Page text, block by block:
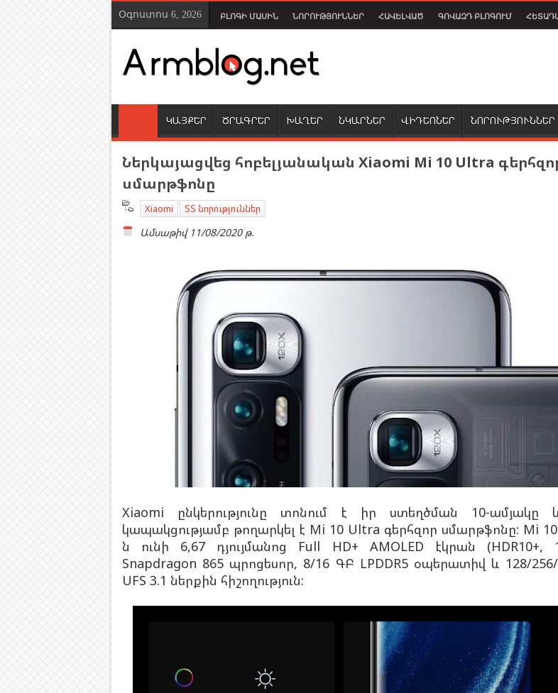
Օգոստոս 6, 2026 ԲԼՈԳԻ ՄԱՍԻՆ ՆՈՐՈՒԹՅՈՒՆՆԵՐ ՀԱՎԵԼՎԱԾ ԳՈՎԱԶԴ ԲԼՈԳՈՒՄ
ԿԱՅՔԵՐ ԾՐԱԳՐԵՐ ԽԱՂԵՐ ՆԿԱՐՆԵՐ ՎԻԴԵՈՆԵՐ ՆՈՐՈՒԹՅՈՒՆՆԵՐ
Ներկայացվեց հոբելյանական Xiaomi Mi 10 Ultra
սմարթֆոնը
Xiaomi ՏՏ նորություններ
Ամսաթիվ 11/08/2020 թ.
Xiaomi ընկերությունը տոնում է իր ստեղծման 10-ամյակը
կապակցությամբ թողարկել է Mi 10 Ultra գերհզոր սմարթֆոնը: Mi
ն ունի 6,67 դյույմանոց Full HD+ AMOLED էկրան (HDR10+,
Snapdragon 865 պրոցեսոր, 8/16 ԳԲ LPDDR5 օպերատիվ և 128/
UFS 3.1 ներքին հիշողություն: